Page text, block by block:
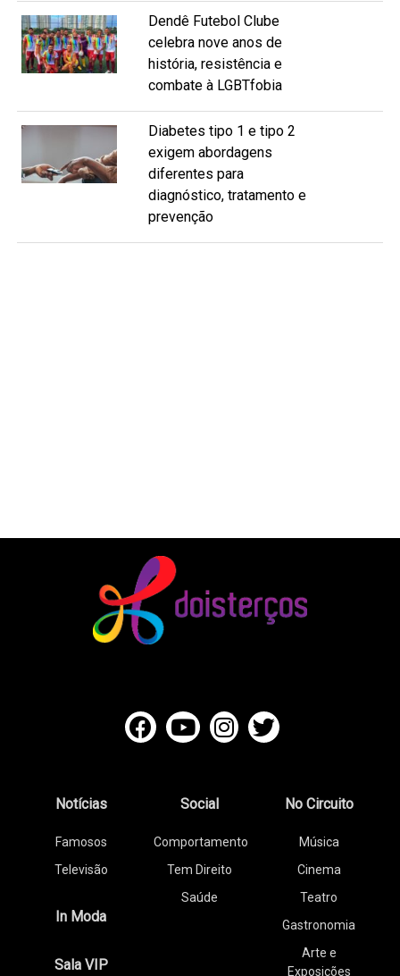
Dendê Futebol Clube
celebra nove anos de
história, resistência e
combate à LGBTfobia
Diabetes tipo 1 e tipo 2
exigem abordagens
diferentes para
diagnóstico, tratamento e
prevenção
Notícias
Famosos
Televisão
In Moda
Sala VIP
Social
Comportamento
Tem Direito
Saúde
No Circuito
Música
Cinema
Teatro
Gastronomia
Arte e
Exposições